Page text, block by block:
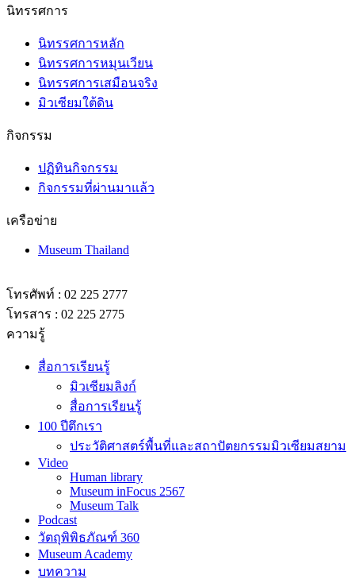
นิทรรศการ
นิทรรศการหลัก
นิทรรศการหมุนเวียน
นิทรรศการเสมือนจริง
มิวเซียมใต้ดิน
กิจกรรม
ปฏิทินกิจกรรม
กิจกรรมที่ผ่านมาแล้ว
เครือข่าย
Museum Thailand
โทรศัพท์ : 02 225 2777
โทรสาร : 02 225 2775
ความรู้
สื่อการเรียนรู้
มิวเซียมลิงก์
สื่อการเรียนรู้
100 ปีตึกเรา
ประวัติศาสตร์พื้นที่และสถาปัตยกรรมมิวเซียมสยาม
Video
Human library
Museum inFocus 2567
Museum Talk
Podcast
วัตถุพิพิธภัณฑ์ 360
Museum Academy
บทความ